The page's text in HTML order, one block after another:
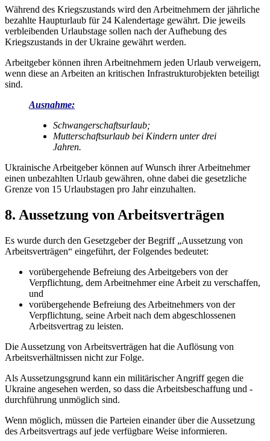
Während des Kriegszustands wird den Arbeitnehmern der jährliche
bezahlte Haupturlaub für 24 Kalendertage gewährt. Die jeweils
verbleibenden Urlaubstage sollen nach der Aufhebung des
Kriegszustands in der Ukraine gewährt werden.
Arbeitgeber können ihren Arbeitnehmern jeden Urlaub verweigern,
wenn diese an Arbeiten an kritischen Infrastrukturobjekten beteiligt
sind.
Ausnahme:
Schwangerschaftsurlaub;
Mutterschaftsurlaub bei Kindern unter drei
Jahren.
Ukrainische Arbeitgeber können auf Wunsch ihrer Arbeitnehmer
einen unbezahlten Urlaub gewähren, ohne dabei die gesetzliche
Grenze von 15 Urlaubstagen pro Jahr einzuhalten.
8. Aussetzung von Arbeitsverträgen
Es wurde durch den Gesetzgeber der Begriff „Aussetzung von
Arbeitsverträgen“ eingeführt, der Folgendes bedeutet:
vorübergehende Befreiung des Arbeitgebers von der
Verpflichtung, dem Arbeitnehmer eine Arbeit zu verschaffen,
und
vorübergehende Befreiung des Arbeitnehmers von der
Verpflichtung, seine Arbeit nach dem abgeschlossenen
Arbeitsvertrag zu leisten.
Die Aussetzung von Arbeitsverträgen hat die Auflösung von
Arbeitsverhältnissen nicht zur Folge.
Als Aussetzungsgrund kann ein militärischer Angriff gegen die
Ukraine angesehen werden, so dass die Arbeitsbeschaffung und -
durchführung unmöglich sind.
Wenn möglich, müssen die Parteien einander über die Aussetzung
des Arbeitsvertrags auf jede verfügbare Weise informieren.